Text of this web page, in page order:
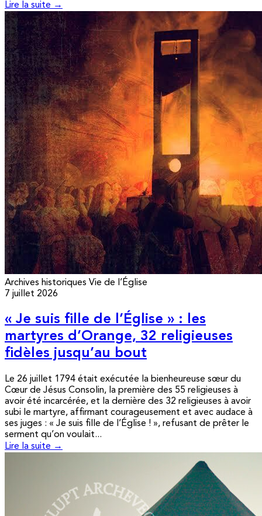
Lire la suite →
Archives historiques Vie de l’Église
7 juillet 2026
« Je suis fille de l’Église » : les
martyres d’Orange, 32 religieuses
fidèles jusqu’au bout
Le 26 juillet 1794 était exécutée la bienheureuse sœur du
Cœur de Jésus Consolin, la première des 55 religieuses à
avoir été incarcérée, et la dernière des 32 religieuses à avoir
subi le martyre, affirmant courageusement et avec audace à
ses juges : « Je suis fille de l’Église ! », refusant de prêter le
serment qu’on voulait...
Lire la suite →